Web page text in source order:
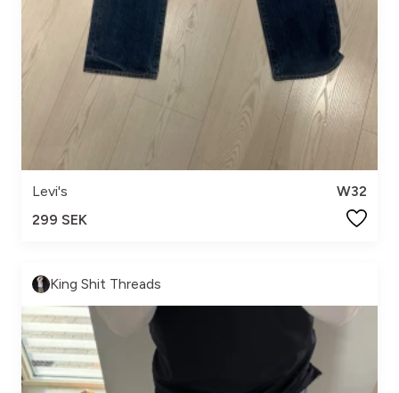
Levi's
W32
299 SEK
King Shit Threads